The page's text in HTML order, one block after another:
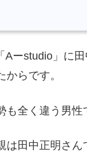
ーstudio」に
らです。
全く違う男性
田中正明さん